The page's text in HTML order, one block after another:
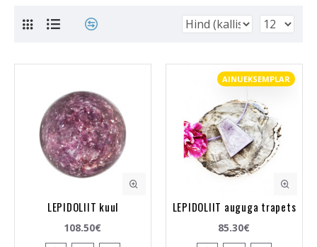
LEPIDOLIIT kuul
108.50€
AINUEKSEMPLAR
LEPIDOLIIT auguga trapets
85.30€